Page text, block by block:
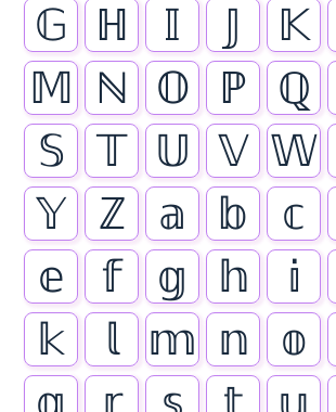
𝔾
ℍ 𝕀 𝕁 𝕂
𝕄 ℕ 𝕆 ℙ ℚ
𝕊
𝕋 𝕌 𝕍 𝕎
𝕐
ℤ 𝕒 𝕓 𝕔
𝕖
𝕗 𝕘 𝕙 𝕚
𝕜
𝕝 𝕞 𝕟 𝕠